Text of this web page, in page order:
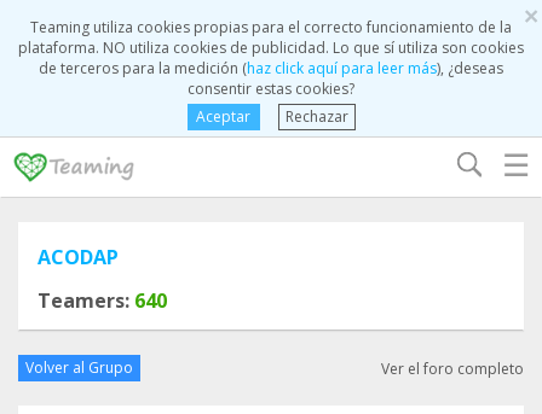
×
Teaming utiliza cookies propias para el correcto funcionamiento de la
plataforma. NO utiliza cookies de publicidad. Lo que sí utiliza son cookies
de terceros para la medición (haz click aquí para leer más), ¿deseas
consentir estas cookies?
Aceptar
Rechazar
☰
ACODAP
Teamers: 640
Volver al Grupo Ver el foro completo